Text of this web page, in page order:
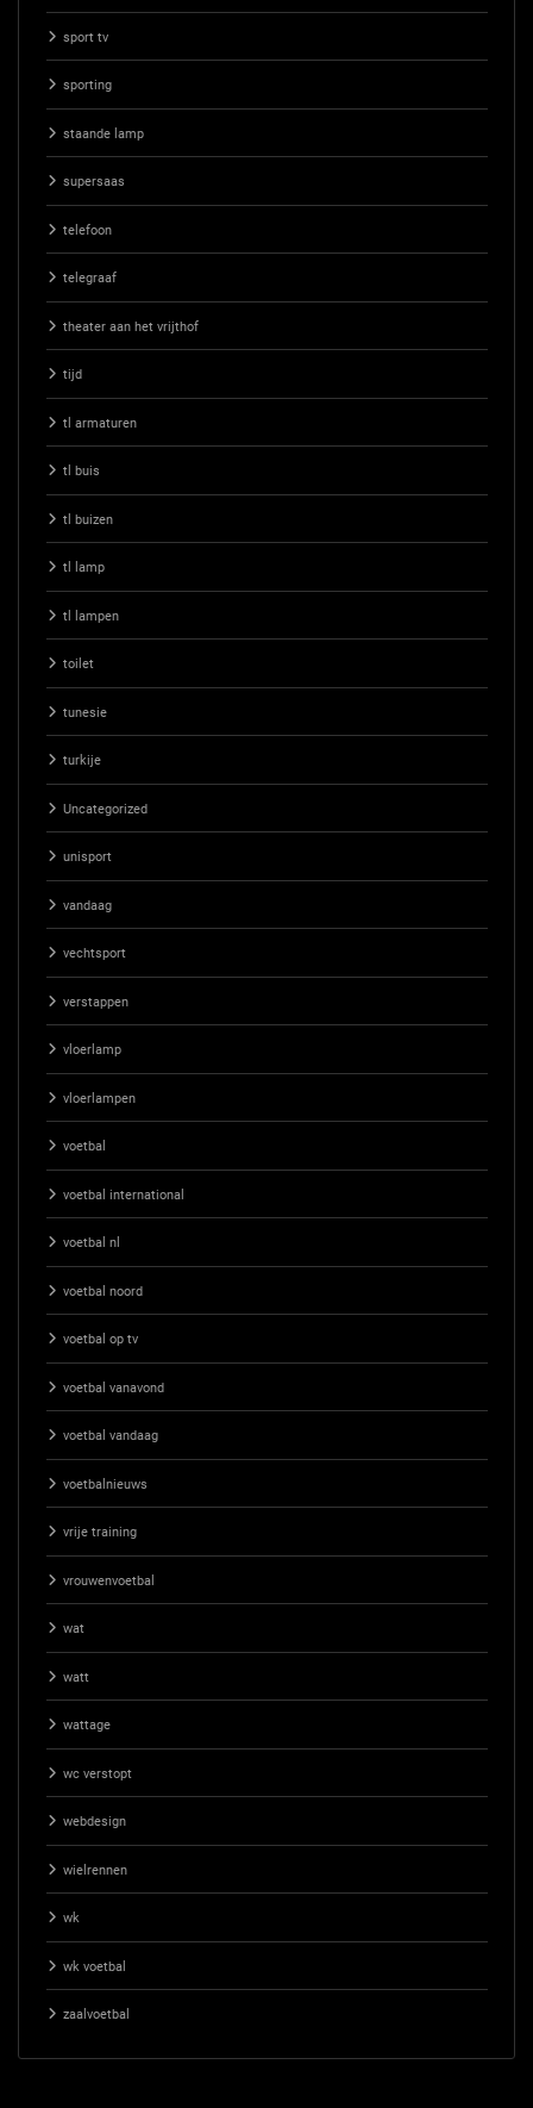
sport tv
sporting
staande lamp
supersaas
telefoon
telegraaf
theater aan het vrijthof
tijd
tl armaturen
tl buis
tl buizen
tl lamp
tl lampen
toilet
tunesie
turkije
Uncategorized
unisport
vandaag
vechtsport
verstappen
vloerlamp
vloerlampen
voetbal
voetbal international
voetbal nl
voetbal noord
voetbal op tv
voetbal vanavond
voetbal vandaag
voetbalnieuws
vrije training
vrouwenvoetbal
wat
watt
wattage
wc verstopt
webdesign
wielrennen
wk
wk voetbal
zaalvoetbal